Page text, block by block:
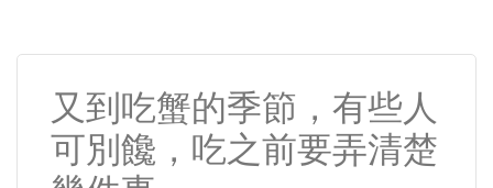
又到吃蟹的季節，有些人
可別饞，吃之前要弄清楚